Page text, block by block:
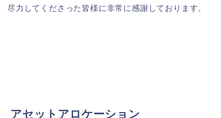
尽力してくださった皆様に非常に感謝しております。
アセットアロケーション